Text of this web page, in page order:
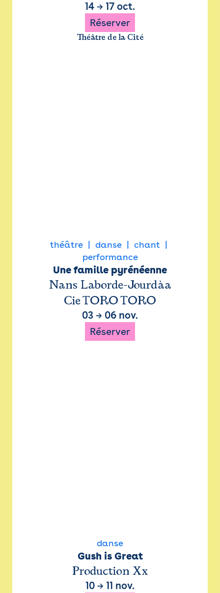
14 → 17 oct.
Réserver
Théâtre de la Cité
théâtre danse
chant
performance
Une famille pyrénéenne
Nans Laborde-Jourdàa
Cie TORO TORO
03 → 06 nov.
Réserver
danse
Gush is Great
Production Xx
10 → 11 nov.